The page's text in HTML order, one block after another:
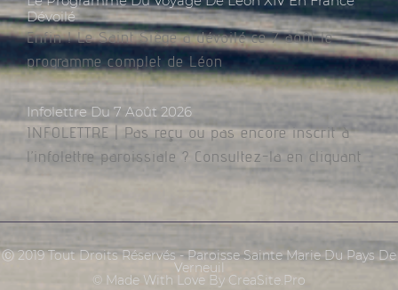
Dévoilé
Enfin ! Le Saint Siège a dévoilé ce 7 août le
programme complet de Léon
Infolettre Du 7 Août 2026
INFOLETTRE | Pas reçu ou pas encore inscrit à
l’infolettre paroissiale ? Consultez-la en cliquant
Ⓒ 2019 Tout Droits Réservés - Paroisse Sainte Marie Du Pays De
Verneuil
© Made With Love By CreaSite.Pro